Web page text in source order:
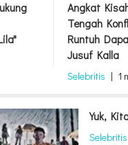
Angkat
Tengah
Runtuh
Jusuf Kalla
Selebritis | 1
Yuk,
Selebritis